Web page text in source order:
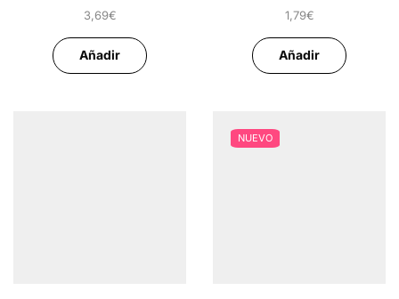
gr
3,69€
Añadir
gr
1,79€
Añadir
NUEVO